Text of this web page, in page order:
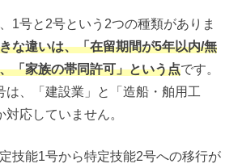
1号と2号という2つの種類がありま
な違いは、「在留期間が5年以内/無
「家族の帯同許可」という点です。
は、「建設業」と「造船・舶用工
応していません。
技能1号から特定技能2号への移行が